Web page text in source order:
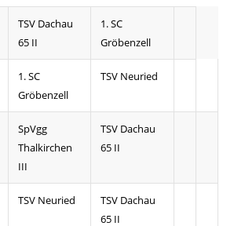
TSV Dachau
65 II
1. SC
Gröbenzell
1. SC
Gröbenzell
TSV Neuried
SpVgg
Thalkirchen
III
TSV Dachau
65 II
TSV Neuried
TSV Dachau
65 II